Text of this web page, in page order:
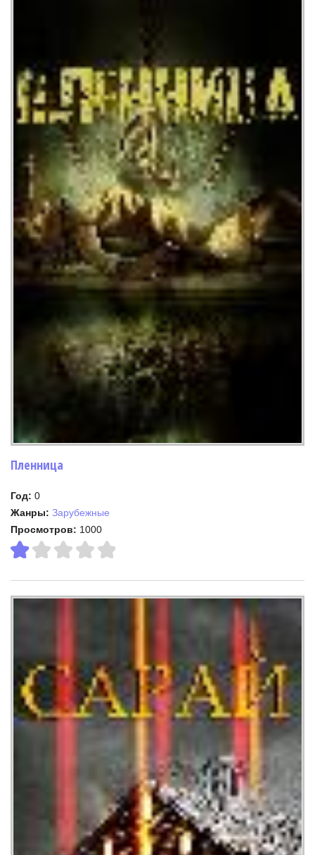
Пленница
Год: 0
Жанры: Зарубежные
Просмотров: 1000